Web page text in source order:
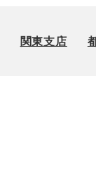
関東支店